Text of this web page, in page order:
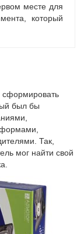
месте для
который
сформировать
был бы
Так,
мог найти свой